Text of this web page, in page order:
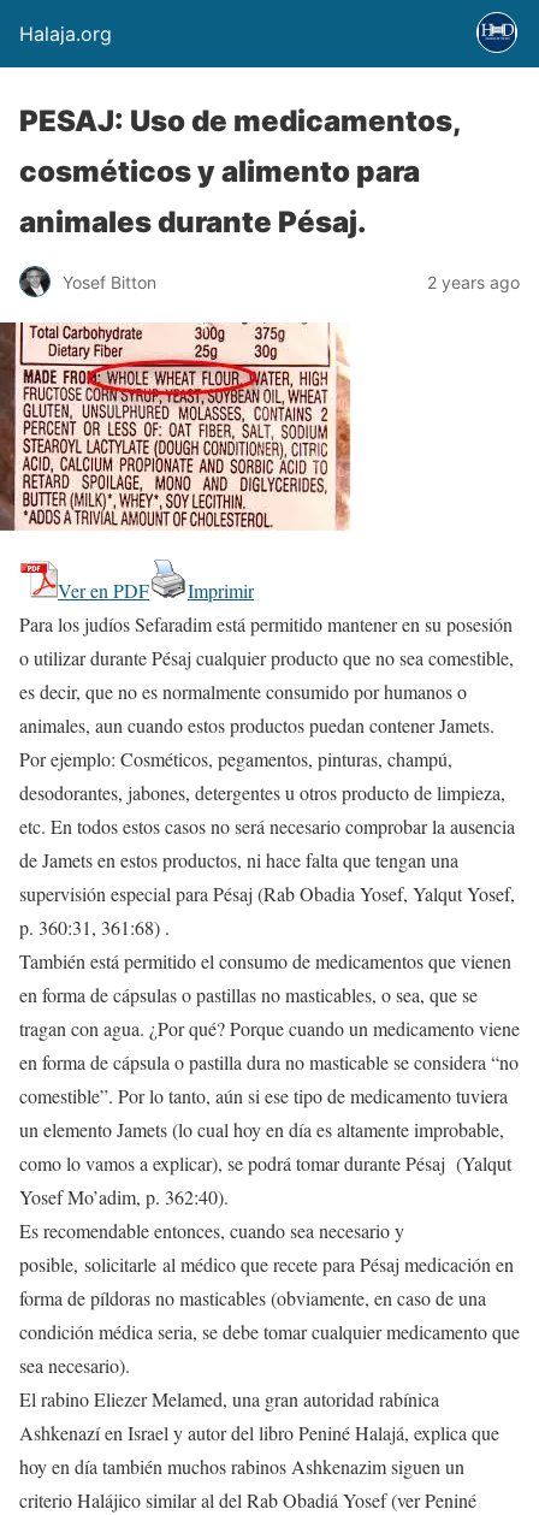
Halaja.org
PESAJ: Uso de medicamentos,
cosméticos y alimento para
animales durante Pésaj.
Yosef Bitton 2 years ago
Ver en PDF
Imprimir
Para los judíos Sefaradim está permitido mantener en su posesión
o utilizar durante Pésaj cualquier producto que no sea comestible,
es decir, que no es normalmente consumido por humanos o
animales, aun cuando estos productos puedan contener Jamets.
Por ejemplo: Cosméticos, pegamentos, pinturas, champú,
desodorantes, jabones, detergentes u otros producto de limpieza,
etc. En todos estos casos no será necesario comprobar la ausencia
de Jamets en estos productos, ni hace falta que tengan una
supervisión especial para Pésaj (Rab Obadia Yosef, Yalqut Yosef,
p. 360:31, 361:68) .
También está permitido el consumo de medicamentos que vienen
en forma de cápsulas o pastillas no masticables, o sea, que se
tragan con agua. ¿Por qué? Porque cuando un medicamento viene
en forma de cápsula o pastilla dura no masticable se considera “no
comestible”. Por lo tanto, aún si ese tipo de medicamento tuviera
un elemento Jamets (lo cual hoy en día es altamente improbable,
como lo vamos a explicar), se podrá tomar durante Pésaj (Yalqut
Yosef Mo’adim, p. 362:40).
Es recomendable entonces, cuando sea necesario y
posible, solicitarle al médico que recete para Pésaj medicación en
forma de píldoras no masticables (obviamente, en caso de una
condición médica seria, se debe tomar cualquier medicamento que
sea necesario).
El rabino Eliezer Melamed, una gran autoridad rabínica
Ashkenazí en Israel y autor del libro Peniné Halajá, explica que
hoy en día también muchos rabinos Ashkenazim siguen un
criterio Halájico similar al del Rab Obadiá Yosef (ver Peniné